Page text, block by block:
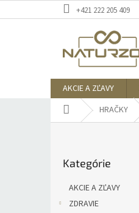
na
+421 222 205 409
AKCIE A ZĽAVY
DomovHRAČKY
kategórie
Kategórie
AKCIE A ZĽAVY
ZDRAVIE